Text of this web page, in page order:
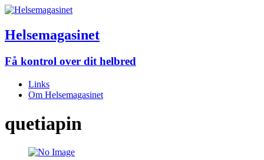
Helsemagasinet
Få kontrol over dit helbred
Links
Om Helsemagasinet
quetiapin